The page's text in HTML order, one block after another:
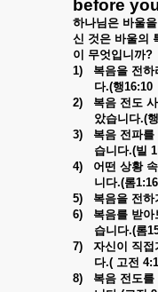
before
하나님은 바울을
신 것은 바울의
이
무엇입니까?
1)
복음을 전하
다.(행16:10
2)
복음 전도
았습니다.(행
3)
복음 전파를
습니다.(빌
4)
어떤 상황
니다.(롬1:16
5)
복음을 전하
6)
복음를 받아
습니다.(롬
7)
자신이 직접
다.( 고전
8)
복음 전도를